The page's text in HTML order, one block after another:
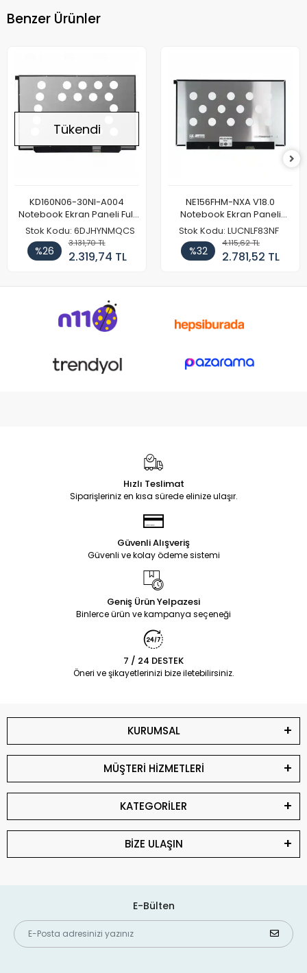
Benzer Ürünler
Tükendi
KD160N06-30NI-A004
Notebook Ekran Paneli Full
HD
Stok Kodu: 6DJHYNMQCS
%26
3.131,70 TL
2.319,74 TL
NE156FHM-NXA V18.0
Notebook Ekran Paneli
144Hz
Stok Kodu: LUCNLF83NF
%32
4.115,62 TL
2.781,52 TL
Hızlı Teslimat
Siparişleriniz en kısa sürede elinize ulaşır.
Güvenli Alışveriş
Güvenli ve kolay ödeme sistemi
Geniş Ürün Yelpazesi
Binlerce ürün ve kampanya seçeneği
7 / 24 DESTEK
Öneri ve şikayetlerinizi bize iletebilirsiniz.
KURUMSAL
MÜŞTERİ HİZMETLERİ
KATEGORİLER
BİZE ULAŞIN
E-Bülten